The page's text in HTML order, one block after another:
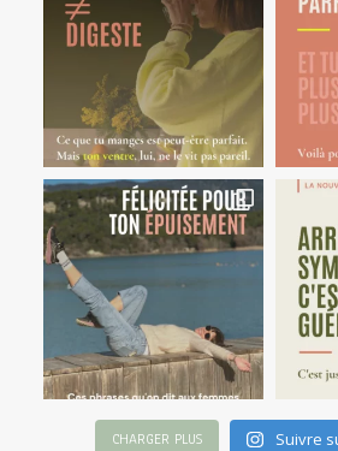
CHARGER PLUS Suivre